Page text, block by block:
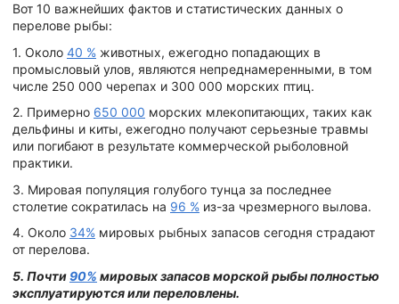
Вот 10 важнейших фактов и статистических данных о
перелове рыбы:
1. Около 40 % животных, ежегодно попадающих в
промысловый улов, являются непреднамеренными, в том
числе 250 000 черепах и 300 000 морских птиц.
2. Примерно 650 000 морских млекопитающих, таких как
дельфины и киты, ежегодно получают серьезные травмы
или погибают в результате коммерческой рыболовной
практики.
3. Мировая популяция голубого тунца за последнее
столетие сократилась на 96 % из-за чрезмерного вылова.
4. Около 34% мировых рыбных запасов сегодня страдают
от перелова.
5. Почти90% мировых запасов морской рыбы полностью
эксплуатируются или переловлены.